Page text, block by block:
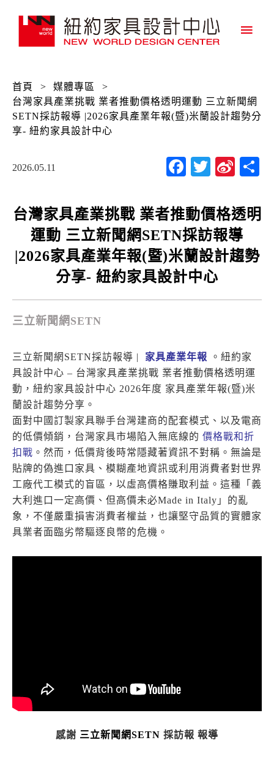
單
首頁 > 媒體專區
>
台灣家具產業挑戰 業者推動價格透明運動 三立新聞網
SETN採訪報導 |2026家具產業年報(暨)米蘭設計趨勢分
享- 紐約家具設計中心
2026.05.11 Facebook
Twitter
Sina
台灣家具產業挑戰 業者推動價格透明
運動 三立新聞網SETN採訪報導
|2026家具產業年報(暨)米蘭設計趨勢
分享- 紐約家具設計中心
三立新聞網SETN
三立新聞網SETN採訪報導 | 家具產業年報 。紐約家
具設計中心 – 台灣家具產業挑戰 業者推動價格透明運
動，紐約家具設計中心 2026年度 家具產業年報(暨)米
蘭設計趨勢分享。
面對中國訂製家具聯手台灣建商的配套模式、以及電商
的低價傾銷，台灣家具市場陷入無底線的 價格戰和折
扣戰 。然而，低價背後時常隱藏著資訊不對稱。無論是
貼牌的偽進口家具、模糊產地資訊或利用消費者對世界
工廠代工模式的盲區，以虛高價格賺取利益。這種「義
大利進口一定高價、但高價未必Made in Italy」的亂
象，不僅嚴重損害消費者權益，也讓堅守品質的實體家
具業者面臨劣幣驅逐良幣的危機。
感謝 三立新聞網SETN 採訪報 報導